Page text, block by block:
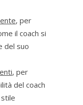
, per
il coach si
del suo
, per
del coach